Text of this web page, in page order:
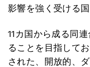
影響を強く受ける
11カ国から成る同
ることを目指して
された、開放的、